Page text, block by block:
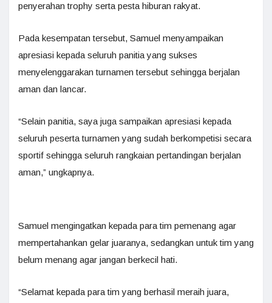
penyerahan trophy serta pesta hiburan rakyat.
Pada kesempatan tersebut, Samuel menyampaikan
apresiasi kepada seluruh panitia yang sukses
menyelenggarakan turnamen tersebut sehingga berjalan
aman dan lancar.
“Selain panitia, saya juga sampaikan apresiasi kepada
seluruh peserta turnamen yang sudah berkompetisi secara
sportif sehingga seluruh rangkaian pertandingan berjalan
aman,” ungkapnya.
Samuel mengingatkan kepada para tim pemenang agar
mempertahankan gelar juaranya, sedangkan untuk tim yang
belum menang agar jangan berkecil hati.
“Selamat kepada para tim yang berhasil meraih juara,